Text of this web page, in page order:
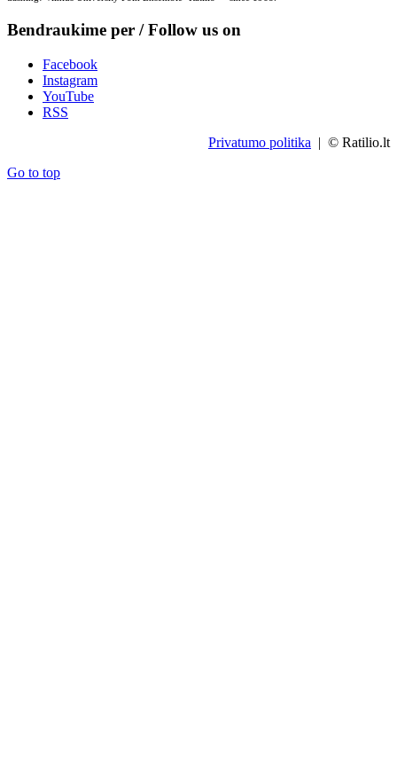
Bendraukime per / Follow us on
Facebook
Instagram
YouTube
RSS
Privatumo politika | © Ratilio.lt
Go to top